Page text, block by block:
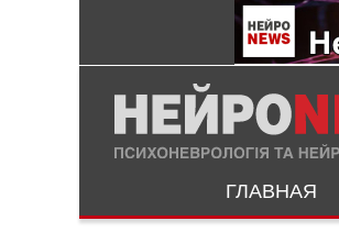
ГЛАВНАЯ